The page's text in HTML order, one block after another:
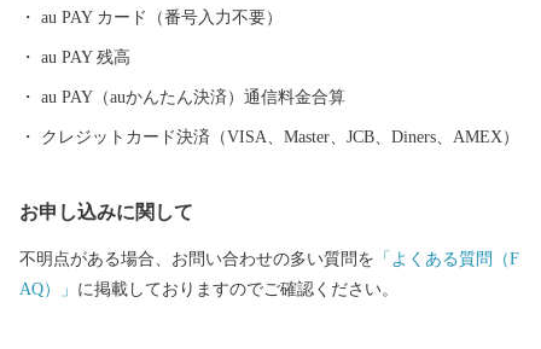
au PAY カード（番号入力不要）
au PAY 残高
au PAY（auかんたん決済）通信料金合算
クレジットカード決済（VISA、Master、JCB、Diners、AMEX）
お申し込みに関して
不明点がある場合、お問い合わせの多い質問を 「よくある質問（F
AQ）」 に掲載しておりますのでご確認ください。